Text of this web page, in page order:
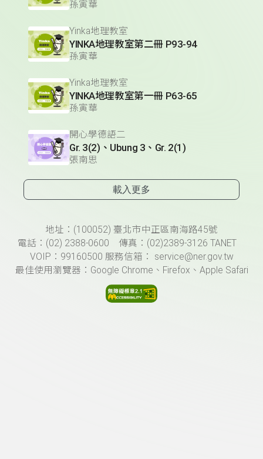
孫寅華
Yinka地理教室
YINKA地理教室第二冊 P93-94
孫寅華
Yinka地理教室
YINKA地理教室第一冊 P63-65
孫寅華
開心學德語二
Gr. 3(2)、Ubung 3、Gr. 2(1)
張南思
載入更多
頁尾資訊地址：(100052) 臺北市中正區南海路45號
電話：(02) 2388-0600 傳真：(02)2389-3126 TANET
VOIP：99160500 服務信箱： service@ner.gov.tw
最佳使用瀏覽器：Google Chrome、Firefox、Apple Safari